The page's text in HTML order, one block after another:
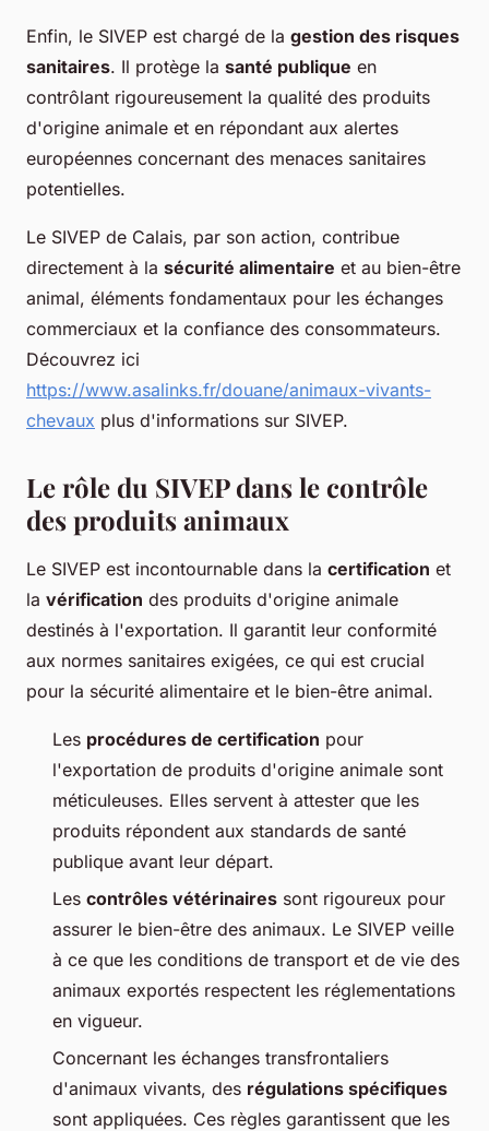
Enfin, le SIVEP est chargé de la gestion des risques
sanitaires. Il protège la santé publique en
contrôlant rigoureusement la qualité des produits
d'origine animale et en répondant aux alertes
européennes concernant des menaces sanitaires
potentielles.
Le SIVEP de Calais, par son action, contribue
directement à la sécurité alimentaire et au bien-être
animal, éléments fondamentaux pour les échanges
commerciaux et la confiance des consommateurs.
Découvrez ici
https://www.asalinks.fr/douane/animaux-vivants-
chevaux plus d'informations sur SIVEP.
Le rôle du SIVEP dans le contrôle
des produits animaux
Le SIVEP est incontournable dans la certification et
la vérification des produits d'origine animale
destinés à l'exportation. Il garantit leur conformité
aux normes sanitaires exigées, ce qui est crucial
pour la sécurité alimentaire et le bien-être animal.
Les procédures de certification pour
l'exportation de produits d'origine animale sont
méticuleuses. Elles servent à attester que les
produits répondent aux standards de santé
publique avant leur départ.
Les contrôles vétérinaires sont rigoureux pour
assurer le bien-être des animaux. Le SIVEP veille
à ce que les conditions de transport et de vie des
animaux exportés respectent les réglementations
en vigueur.
Concernant les échanges transfrontaliers
d'animaux vivants, des régulations spécifiques
sont appliquées. Ces règles garantissent que les